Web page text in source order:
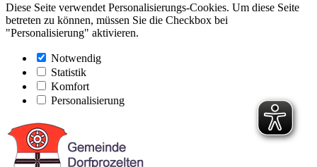
Diese Seite verwendet Personalisierungs-Cookies. Um diese Seite
betreten zu können, müssen Sie die Checkbox bei
"Personalisierung" aktivieren.
Notwendig
Statistik
Komfort
Personalisierung